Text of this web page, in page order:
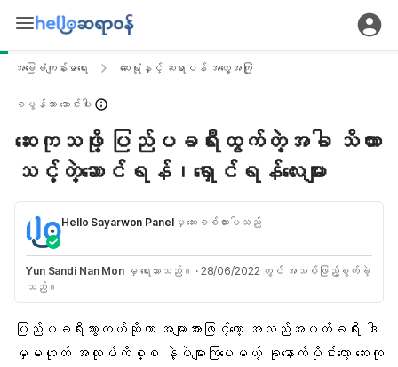
အခြေခံကျန်းမာရေး ဆေးရုံနှင့် ဆရာဝန် အတွေ့အကြုံ
စပွန်ဆာ ဆောင်းပါး
ဆေးကုသဖို့ ပြည်ပခရီးထွက်တဲ့အခါ သိထား
သင့်တဲ့ဆောင်ရန်၊ရှောင်ရန်လေးများ
Hello Sayarwon Panelမှ ဆေးစစ်ထားပါသည်
Yun Sandi Nan Monမှ ရေးသားသည်။ · 28/06/2022 တွင် အသစ်ဖြည့်စွက်ခဲ့
သည်။
ပြည်ပခရီးသွားတယ်ဆိုတာ အများအားဖြင့်တော့ အလည်အပတ်ခရီး ဒါ
မှမဟုတ် အလုပ်ကိစ္စ နဲ့ပဲများကြပေမယ့် ခုနောက်ပိုင်းတော့ဆေးကု